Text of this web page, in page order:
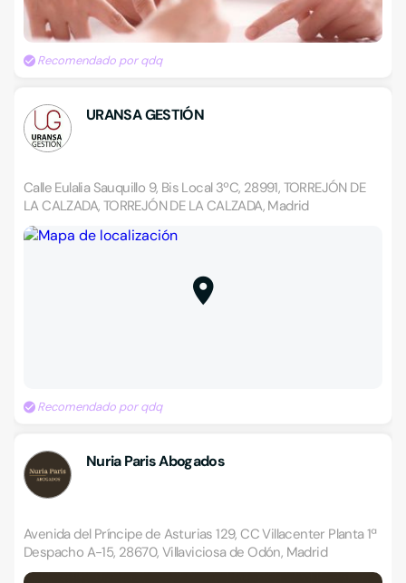
Recomendado por qdq
URANSA GESTIÓN
Calle Eulalia Sauquillo 9, Bis Local 3ºC, 28991, TORREJÓN DE
LA CALZADA, TORREJÓN DE LA CALZADA, Madrid
Recomendado por qdq
Nuria Paris Abogados
Avenida del Príncipe de Asturias 129, CC Villacenter Planta 1ª
Despacho A-15, 28670, Villaviciosa de Odón, Madrid